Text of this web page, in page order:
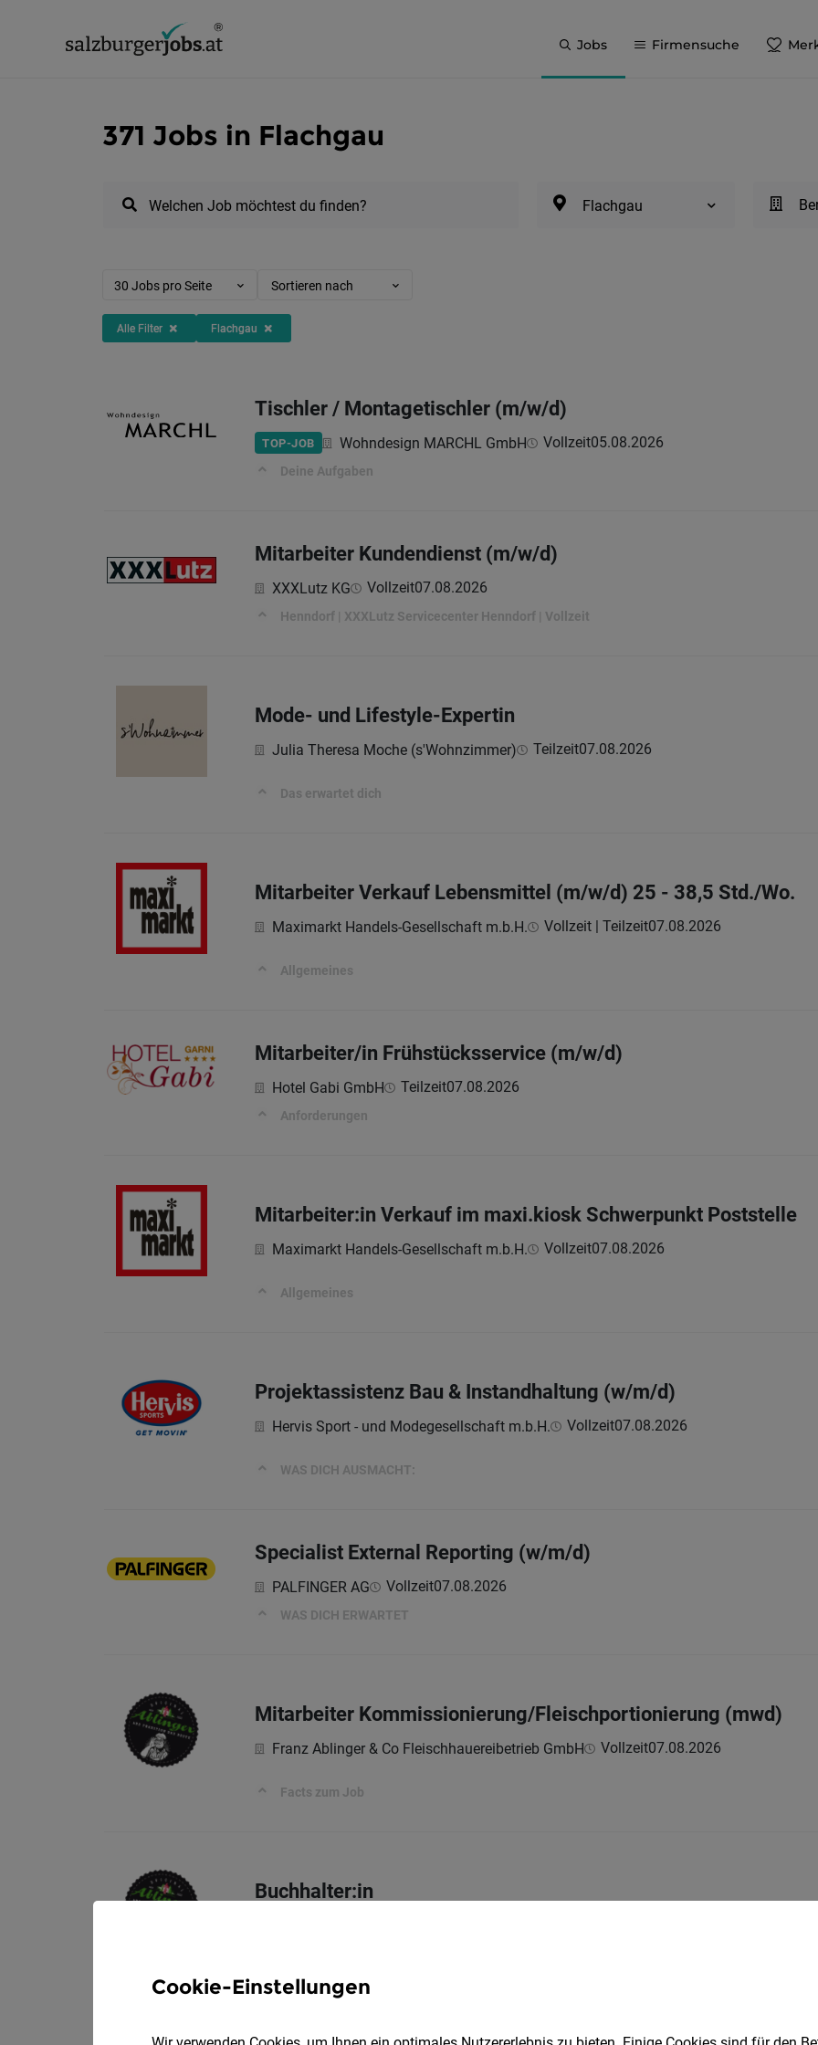
Jobs Firmensuche
371 Jobs in Flachgau
Welchen Job möchtest du finden? Flachgau
30 Jobs pro Seite Sortieren nach
Alle Filter Flachgau
Tischler / Montagetischler (m/w/d)
TOP-JOB Wohndesign MARCHL GmbH Vollzeit05.08.2026
Deine Aufgaben
Mitarbeiter Kundendienst (m/w/d)
XXXLutz KG Vollzeit07.08.2026
Henndorf | XXXLutz Servicecenter Henndorf | Vollzeit
Mode- und Lifestyle-Expertin
Julia Theresa Moche (s'Wohnzimmer) Teilzeit07.08.2026
Das erwartet dich
Mitarbeiter Verkauf Lebensmittel (m/w/d) 25 - 38,5 Std./Wo.
Maximarkt Handels-Gesellschaft m.b.H. Vollzeit | Teilzeit07.08.2026
Allgemeines
Mitarbeiter/in Frühstücksservice (m/w/d)
Hotel Gabi GmbH Teilzeit07.08.2026
Anforderungen
Mitarbeiter:in Verkauf im maxi.kiosk Schwerpunkt Poststelle
Maximarkt Handels-Gesellschaft m.b.H. Vollzeit07.08.2026
Allgemeines
Projektassistenz Bau & Instandhaltung (w/m/d)
Hervis Sport - und Modegesellschaft m.b.H. Vollzeit07.08.2026
WAS DICH AUSMACHT:
Specialist External Reporting (w/m/d)
PALFINGER AG Vollzeit07.08.2026
WAS DICH ERWARTET
Mitarbeiter Kommissionierung/Fleischportionierung (mwd)
Franz Ablinger & Co Fleischhauereibetrieb GmbH Vollzeit07.08.2026
Facts zum Job
Buchhalter:in
Cookie-Einstellungen